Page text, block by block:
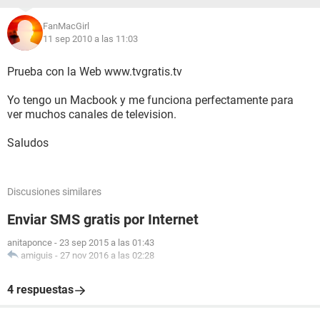
FanMacGirl
11 sep 2010 a las 11:03
Prueba con la Web www.tvgratis.tv
Yo tengo un Macbook y me funciona perfectamente para
ver muchos canales de television.
Saludos
Discusiones similares
Enviar SMS gratis por Internet
anitaponce - 23 sep 2015 a las 01:43
amiguis - 27 nov 2016 a las 02:28
4 respuestas